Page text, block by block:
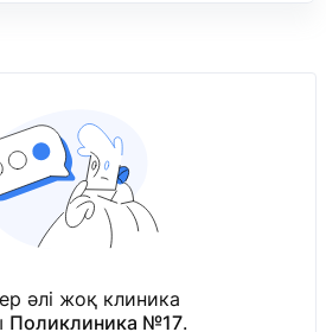
әлі жоқ клиника
Поликлиника №17.